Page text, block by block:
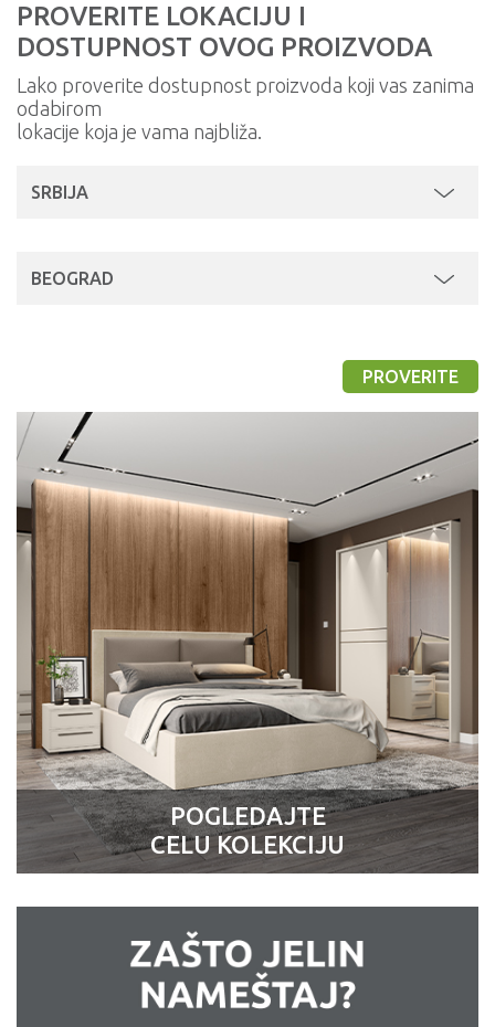
PROVERITE LOKACIJU I
DOSTUPNOST OVOG PROIZVODA
Lako proverite dostupnost proizvoda koji vas zanima
odabirom
lokacije koja je vama najbliža.
SRBIJA
BEOGRAD
PROVERITE
POGLEDAJTE
CELU KOLEKCIJU